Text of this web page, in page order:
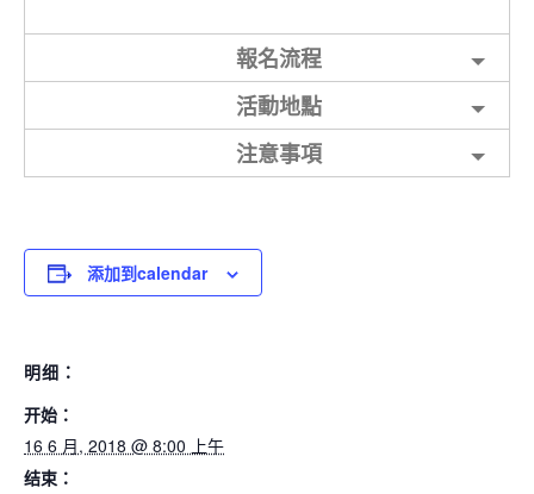
報名流程
活動地點
注意事項
添加到calendar
明细：
开始：
16 6 月, 2018 @ 8:00 上午
结束：